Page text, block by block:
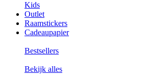
Kids
Outlet
Raamstickers
Cadeaupapier
Bestsellers
Bekijk alles